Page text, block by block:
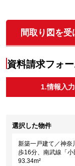
間取り図を受
資料請求フォ
1.情報入力
選択した物件
新築一戸建て／神奈
歩16分、南武線「
93.34m²